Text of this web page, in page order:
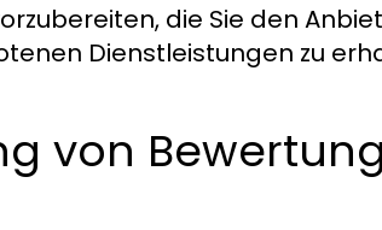
die Sie den
Dienstleistungen zu
von